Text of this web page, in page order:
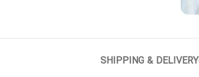
SHIPPING & DELIVERY